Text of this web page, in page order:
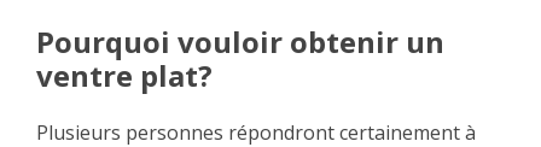
Pourquoi vouloir obtenir un
ventre plat?
Plusieurs personnes répondront certainement à